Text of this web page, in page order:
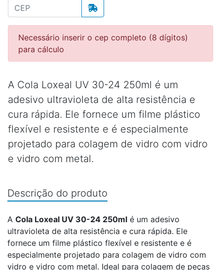
Necessário inserir o cep completo (8 dígitos)
para cálculo
A Cola Loxeal UV 30-24 250ml é um
adesivo ultravioleta de alta resistência e
cura rápida. Ele fornece um filme plástico
flexível e resistente e é especialmente
projetado para colagem de vidro com vidro
e vidro com metal.
Descrição do produto
A Cola Loxeal UV 30-24 250ml é um adesivo
ultravioleta de alta resistência e cura rápida. Ele
fornece um filme plástico flexível e resistente e é
especialmente projetado para colagem de vidro com
vidro e vidro com metal. Ideal para colagem de peças